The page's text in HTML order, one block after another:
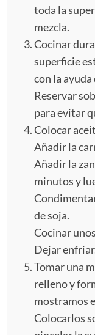
toda la
mezcla.
Cocinar
superficie
con la
Reservar
para evitar
Colocar
Añadir la
Añadir la
minutos y
de soja.
Cocinar
Dejar
Tomar una
relleno y
mostramos
Colocarlos